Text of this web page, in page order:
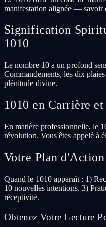
manifestation alignée — savoir
Signification
1010
Le nombre 10 a un profond
Commandements, les dix
plénitude divine.
1010 en Carrière
En matière professionnelle, le
révolution. Vous êtes appelé à
Votre Plan d'Action
Quand le 1010 apparaît : 1)
10 nouvelles intentions. 3)
réceptivité.
Obtenez Votre Lecture